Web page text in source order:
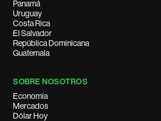
Panamá
Uruguay
Costa Rica
El Salvador
República Dominicana
Guatemala
SOBRE NOSOTROS
Economía
Mercados
Dólar Hoy